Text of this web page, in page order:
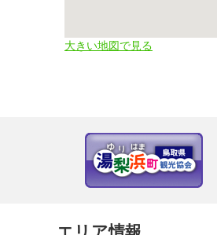
大きい地図で見る